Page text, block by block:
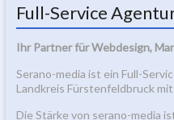
Full-Service
Ihr Partner für Webdesign,
Serano-media ist ein Full-
Landkreis Fürstenfeldbruck
Die Stärke von serano-media